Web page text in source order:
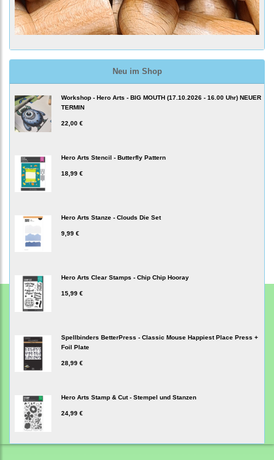
Neu im Shop
Workshop - Hero Arts - BIG MOUTH (17.10.2026 - 16.00 Uhr) NEUER
TERMIN
22,00 €
Hero Arts Stencil - Butterfly Pattern
18,99 €
Hero Arts Stanze - Clouds Die Set
9,99 €
Hero Arts Clear Stamps - Chip Chip Hooray
15,99 €
Spellbinders BetterPress - Classic Mouse Happiest Place Press +
Foil Plate
28,99 €
Hero Arts Stamp & Cut - Stempel und Stanzen
24,99 €